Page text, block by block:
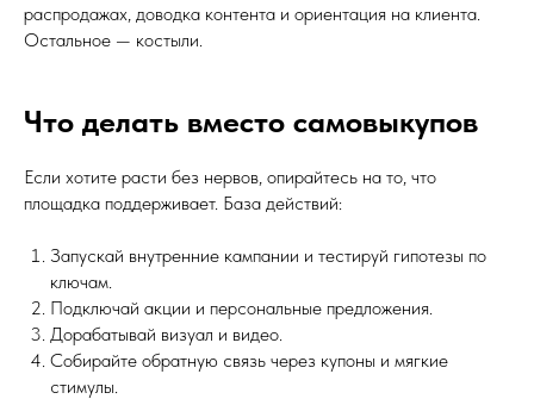
распродажах, доводка контента и ориентация на клиента.
Остальное — костыли.
Что делать вместо самовыкупов
Если хотите расти без нервов, опирайтесь на то, что
площадка поддерживает. База действий:
Запускай внутренние кампании и тестируй гипотезы по
ключам.
Подключай акции и персональные предложения.
Дорабатывай визуал и видео.
Cобирайте обратную связь через купоны и мягкие
стимулы.